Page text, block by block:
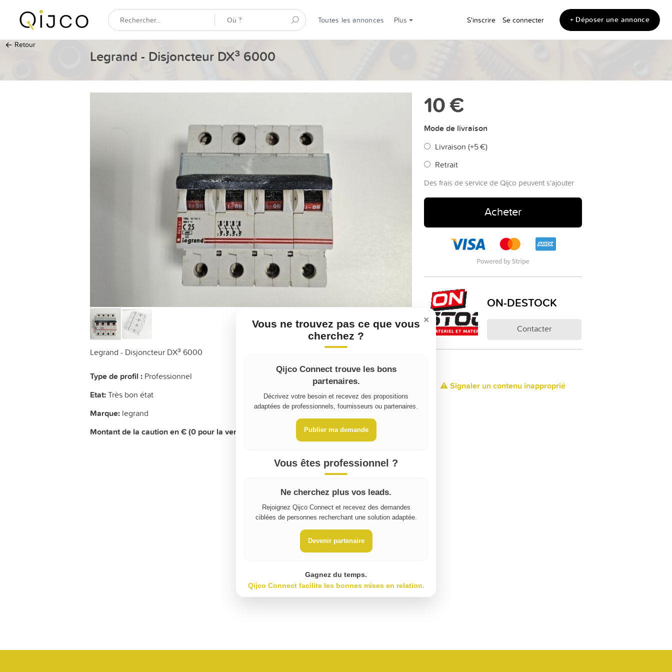
Toutes les annonces Plus S'inscrire Se connecter + Déposer une annonce
← Retour
Legrand - Disjoncteur DX³ 6000
Legrand - Disjoncteur DX³ 6000
Type de profil : Professionnel
Etat:Très bon état
Marque: legrand
Montant de la caution en € (0 pour la vente, indiquez le montant pour la location):
10 €
Mode de livraison
Livraison (+5 €)
Retrait
Des frais de service de Qijco peuvent s'ajouter
Acheter
ON-DESTOCK
Contacter
⚠️ Signaler un contenu inapproprié
×
Vous ne trouvez pas ce que vous
cherchez ?
Qijco Connect trouve les bons
partenaires.
Décrivez votre besoin et recevez des propositions
adaptées de professionnels, fournisseurs ou partenaires.
Publier ma demande
Vous êtes professionnel ?
Ne cherchez plus vos leads.
Rejoignez Qijco Connect et recevez des demandes
ciblées de personnes recherchant une solution adaptée.
Devenir partenaire
Gagnez du temps.
Qijco Connect facilite les bonnes mises en relation.